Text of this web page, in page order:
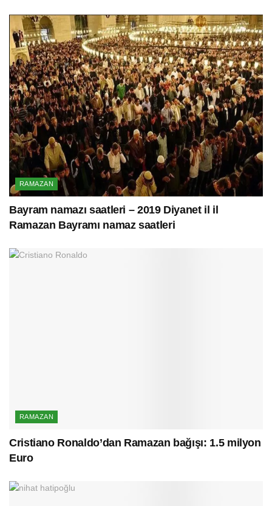
RAMAZAN
Bayram namazı saatleri – 2019 Diyanet il il
Ramazan Bayramı namaz saatleri
RAMAZAN
Cristiano Ronaldo’dan Ramazan bağışı: 1.5 milyon
Euro